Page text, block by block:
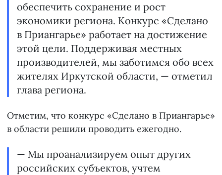
обеспечить сохранение и рост
экономики региона. Конкурс «Сделано
в Приангарье» работает на достижение
этой цели. Поддерживая местных
производителей, мы заботимся обо всех
жителях Иркутской области, — отметил
глава региона.
Отметим, что конкурс «Сделано в Приангарье»
в области решили проводить ежегодно.
— Мы проанализируем опыт других
российских субъектов, учтем